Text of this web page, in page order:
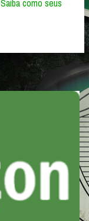
Saiba como seus